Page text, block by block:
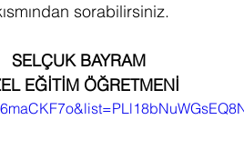
sorabilirsiniz.
SELÇUK BAYRAM
EĞİTİM ÖĞRETMENİ